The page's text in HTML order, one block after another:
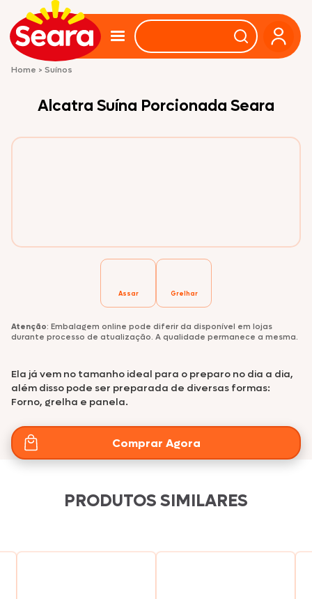
Home > Suínos
Alcatra Suína Porcionada Seara
Assar Grelhar
Atenção: Embalagem online pode diferir da disponível em lojas
durante processo de atualização. A qualidade permanece a mesma.
Ela já vem no tamanho ideal para o preparo no dia a dia,
além disso pode ser preparada de diversas formas:
Forno, grelha e panela.
Comprar Agora
PRODUTOS SIMILARES